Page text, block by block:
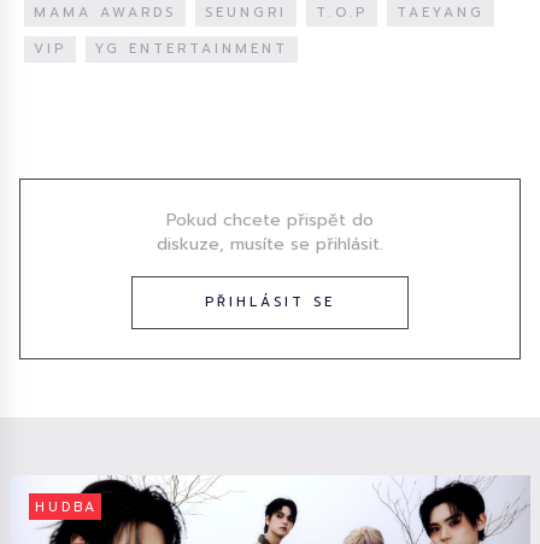
MAMA AWARDS
SEUNGRI T.O.P
TAEYANG
VIP
YG ENTERTAINMENT
Pokud chcete přispět do
diskuze, musíte se přihlásit.
PŘIHLÁSIT SE
HUDBA